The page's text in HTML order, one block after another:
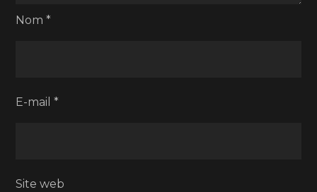
Nom*
E-mail*
Site web